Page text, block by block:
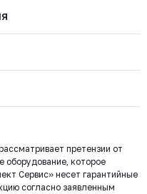
930-SR-0093-17/17
209.0
после 100%
на расчетный счет
претензии от
оборудование, которое
Сервис» несет гарантийные
согласно заявленным